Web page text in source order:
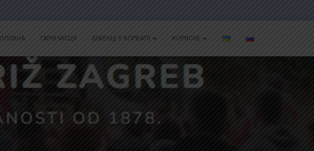
ГАРНІ МІСЦЯ БІЖЕНЦІ У ХОРВАТІЇ КОРИСНЕ